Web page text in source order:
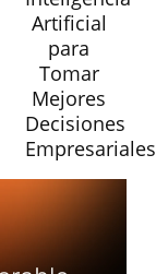
Artificial
para
Tomar
Mejores
Decisiones
Empresariales